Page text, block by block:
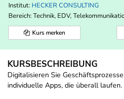
Institut: HECKER CONSULTING
Bereich: Technik, EDV,
Kurs merken
KURSBESCHREIBUNG
Digitalisieren Sie
individuelle Apps, die überall laufen.